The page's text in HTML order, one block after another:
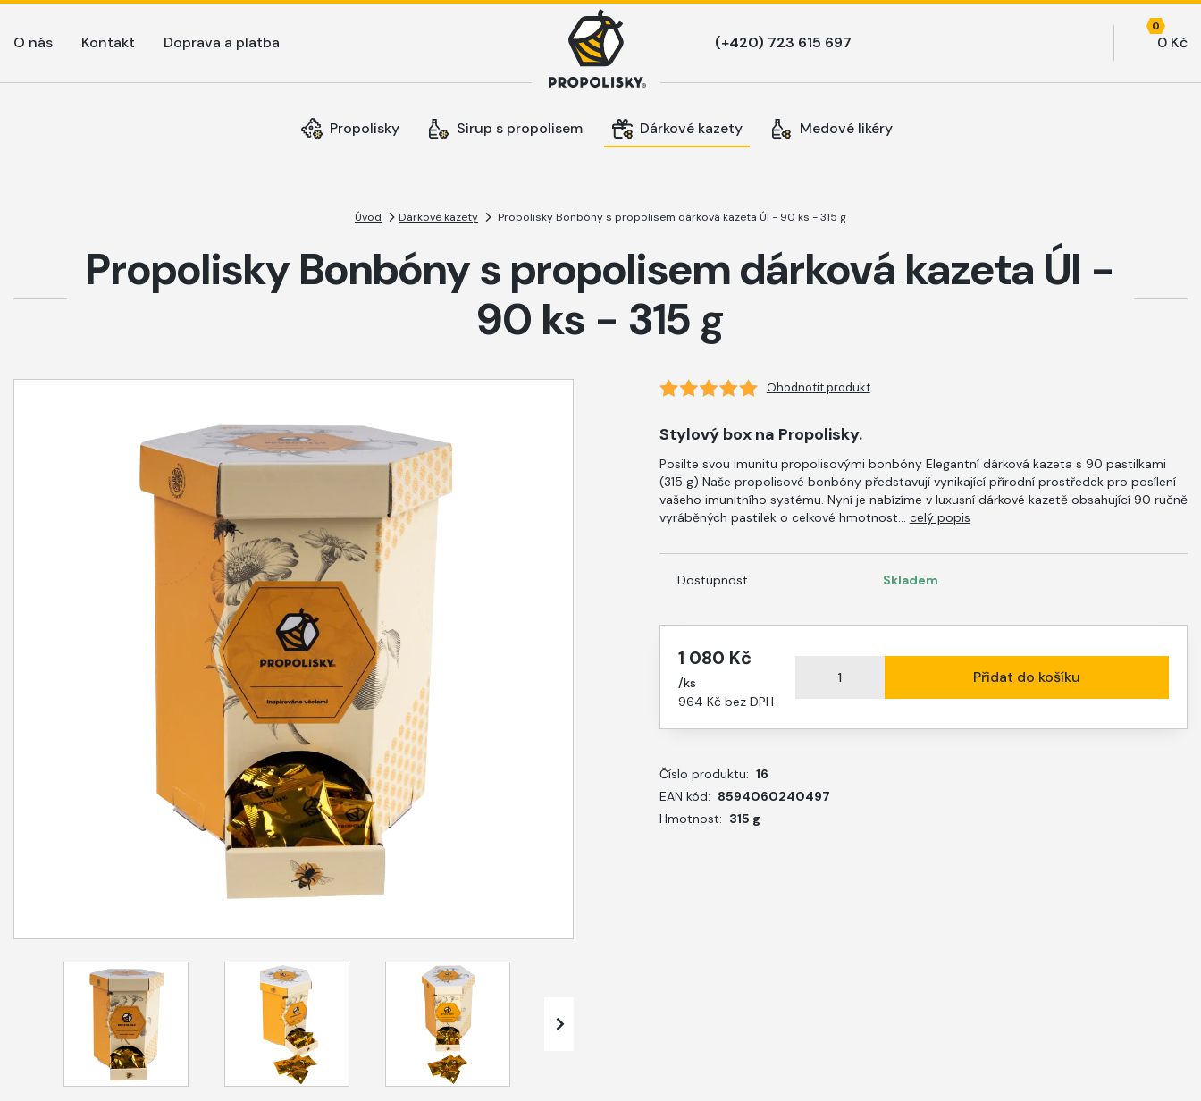
O nás Kontakt Doprava a platba
0
0 Kč
Propolisky Sirup s propolisem Dárkové kazety Medové likéry
Úvod Dárkové kazety Propolisky Bonbóny s propolisem dárková kazeta Úl - 90 ks - 315 g
Propolisky Bonbóny s propolisem dárková kazeta Úl -
90 ks - 315 g
Ohodnotit produkt
Stylový box na Propolisky.
Posilte svou imunitu propolisovými bonbóny Elegantní dárková kazeta s 90 pastilkami
(315 g) Naše propolisové bonbóny představují vynikající přírodní prostředek pro posílení
vašeho imunitního systému. Nyní je nabízíme v luxusní dárkové kazetě obsahující 90 ručně
vyráběných pastilek o celkové hmotnost... celý popis
Dostupnost Skladem
1 080 Kč
/ks
964 Kč bez DPH
Přidat do košíku
Číslo produktu: 16
EAN kód: 8594060240497
Hmotnost: 315 g